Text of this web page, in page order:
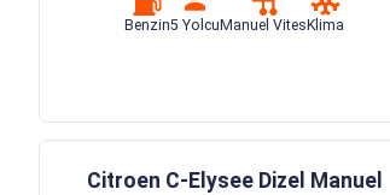
Benzin5 YolcuManuel VitesKlima
Citroen C-Elysee Dizel Manuel